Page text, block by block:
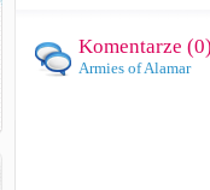
Komentarze (0)
Armies of Alamar